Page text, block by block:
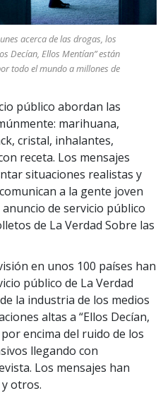
acerca de las drogas, los
Decían, Ellos Mentían” están
todo el mundo a millones de
público abordan las
marihuana,
cristal, inhalantes,
receta. Los mensajes
situaciones realistas y
a la gente joven
de servicio público
de La Verdad Sobre las
en unos 100 países han
público de La Verdad
la industria de los medios
altas a “Ellos Decían,
encima del ruido de los
llegando con
Los mensajes han
otros.